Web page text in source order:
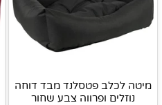
מיטה לכלב פטסלנד מבד דוחה
נוזלים ופרווה צבע שחור